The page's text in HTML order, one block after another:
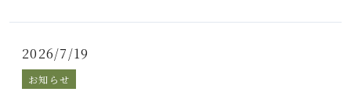
2026/7/19
お知らせ